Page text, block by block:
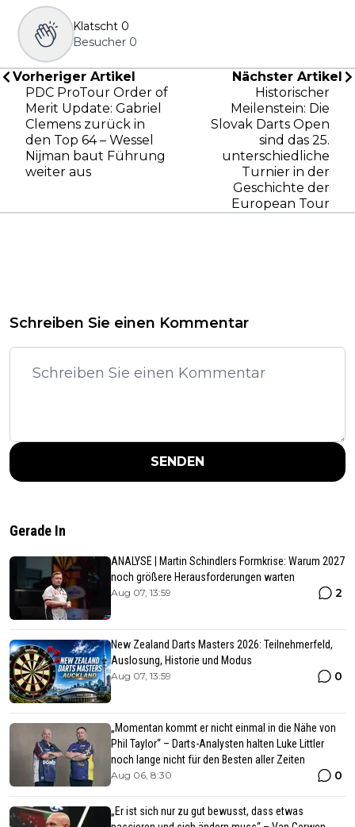
Klatscht 0
Besucher 0
Vorheriger Artikel
PDC ProTour Order of
Merit Update: Gabriel
Clemens zurück in
den Top 64 – Wessel
Nijman baut Führung
weiter aus
Nächster Artikel
Historischer
Meilenstein: Die
Slovak Darts Open
sind das 25.
unterschiedliche
Turnier in der
Geschichte der
European Tour
Schreiben Sie einen Kommentar
SENDEN
Gerade In
ANALYSE | Martin Schindlers Formkrise: Warum 2027
noch größere Herausforderungen warten
Aug 07, 13:59 2
New Zealand Darts Masters 2026: Teilnehmerfeld,
Auslosung, Historie und Modus
Aug 07, 13:59 0
„Momentan kommt er nicht einmal in die Nähe von
Phil Taylor“ – Darts-Analysten halten Luke Littler
noch lange nicht für den Besten aller Zeiten
Aug 06, 8:30 0
„Er ist sich nur zu gut bewusst, dass etwas